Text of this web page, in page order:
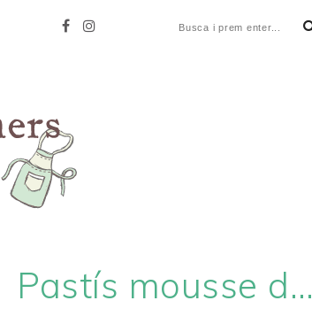
Pastís mousse de iogurt i cireres